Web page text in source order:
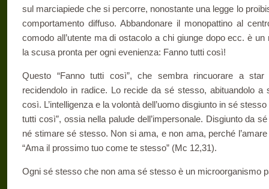
sul marciapiede che si percorre, nonostante una legge lo
comportamento diffuso. Abbandonare il monopattino al
comodo all’utente ma di ostacolo a chi giunge dopo ecc. è
la scusa pronta per ogni evenienza: Fanno tutti così!
Questo “Fanno tutti così”, che sembra rincuorare a star
recidendolo in radice. Lo recide da sé stesso, abituandolo a
così. L’intelligenza e la volontà dell’uomo disgiunto in sé
tutti così”, ossia nella palude dell’impersonale. Disgiunto da
né stimare sé stesso. Non si ama, e non ama, perché l’amare
“Ama il prossimo tuo come te stesso” (Mc 12,31).
Ogni sé stesso che non ama sé stesso è un microorganismo